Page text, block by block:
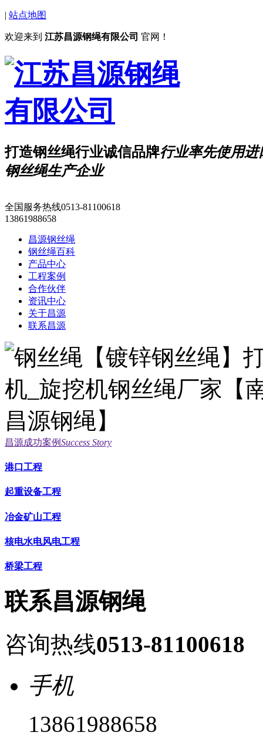
| 站点地图
欢迎来到 江苏昌源钢绳有限公司 官网！
打造钢丝绳行业诚信品牌行业率先使用进
钢丝绳生产企业
全国服务热线0513-81100618
13861988658
昌源钢丝绳
钢丝绳百科
产品中心
工程案例
合作伙伴
资讯中心
关于昌源
联系昌源
昌源成功案例Success Story
港口工程
起重设备工程
冶金矿山工程
核电水电风电工程
桥梁工程
联系昌源钢绳
咨询热线0513-81100618
手机
13861988658